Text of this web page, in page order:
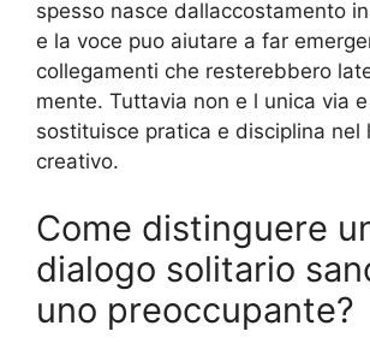
spesso nasce dallaccostamento
e la voce puo aiutare a far
collegamenti che resterebbero
mente. Tuttavia non e l unica via
sostituisce pratica e disciplina nel
creativo.
Come distinguere
dialogo solitario
uno preoccupante?